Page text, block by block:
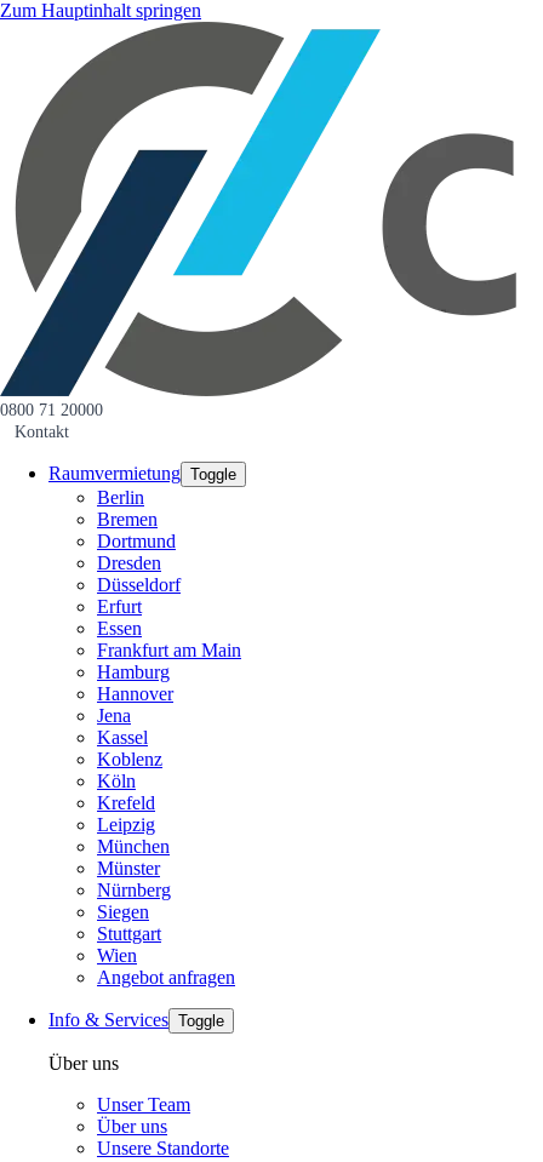
Zum Hauptinhalt springen
0800 71 20000
Kontakt
Raumvermietung Toggle
Berlin
Bremen
Dortmund
Dresden
Düsseldorf
Erfurt
Essen
Frankfurt am Main
Hamburg
Hannover
Jena
Kassel
Koblenz
Köln
Krefeld
Leipzig
München
Münster
Nürnberg
Siegen
Stuttgart
Wien
Angebot anfragen
Info & Services Toggle
Über uns
Unser Team
Über uns
Unsere Standorte